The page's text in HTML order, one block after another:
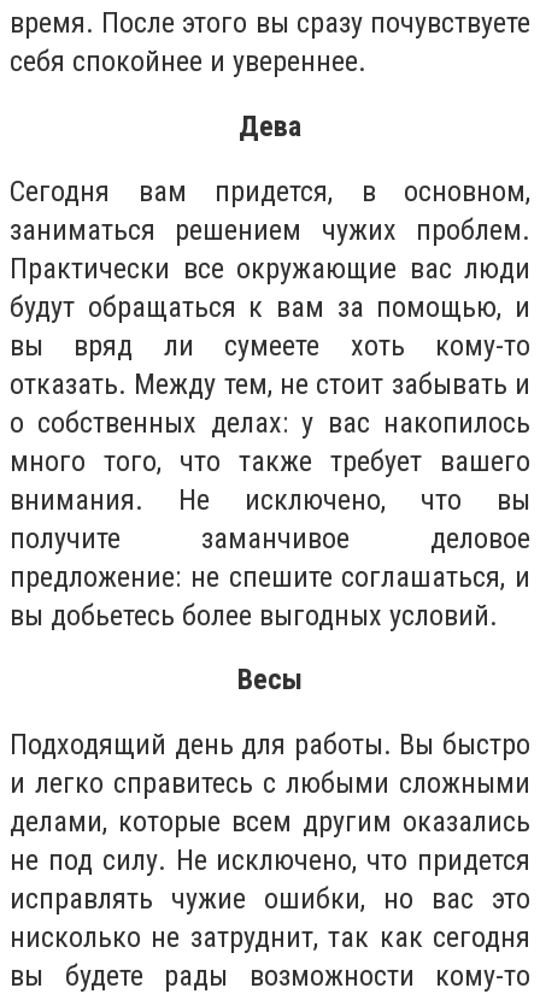
время. После этого вы сразу почувствуете
себя спокойнее и увереннее.
Дева
Сегодня вам придется, в основном,
заниматься решением чужих проблем.
Практически все окружающие вас люди
будут обращаться к вам за помощью, и
вы вряд ли сумеете хоть кому-то
отказать. Между тем, не стоит забывать и
о собственных делах: у вас накопилось
много того, что также требует вашего
внимания. Не исключено, что вы
получите заманчивое деловое
предложение: не спешите соглашаться, и
вы добьетесь более выгодных условий.
Весы
Подходящий день для работы. Вы быстро
и легко справитесь с любыми сложными
делами, которые всем другим оказались
не под силу. Не исключено, что придется
исправлять чужие ошибки, но вас это
нисколько не затруднит, так как сегодня
вы будете рады возможности кому-то